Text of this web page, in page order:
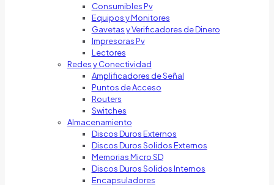
Consumibles Pv
Equipos y Monitores
Gavetas y Verificadores de Dinero
Impresoras Pv
Lectores
Redes y Conectividad
Amplificadores de Señal
Puntos de Acceso
Routers
Switches
Almacenamiento
Discos Duros Externos
Discos Duros Solidos Externos
Memorias Micro SD
Discos Duros Solidos Internos
Encapsuladores